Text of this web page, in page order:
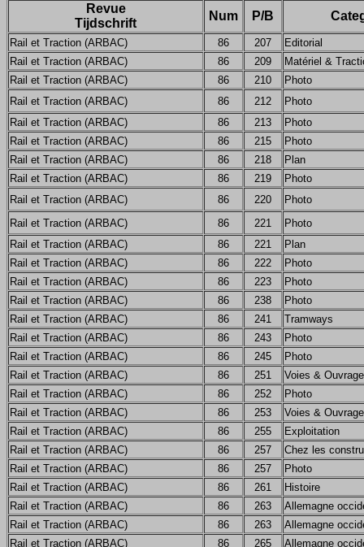
Revue
Tijdschrift
Num P/B
Rail et Traction (ARBAC) 86 207
Editorial
Rail et Traction (ARBAC)
86 209
Matériel &
Rail et Traction (ARBAC)
86 210
Photo
Rail et Traction (ARBAC)
86 212
Photo
Rail et Traction (ARBAC)
86 213
Photo
Rail et Traction (ARBAC)
86 215
Photo
Rail et Traction (ARBAC)
86 218
Plan
Rail et Traction (ARBAC)
86 219
Photo
Rail et Traction (ARBAC)
86 220
Photo
Rail et Traction (ARBAC)
86 221
Photo
Rail et Traction (ARBAC)
86 221
Plan
Rail et Traction (ARBAC)
86 222
Photo
Rail et Traction (ARBAC)
86 223
Photo
Rail et Traction (ARBAC)
86 238
Photo
Rail et Traction (ARBAC)
86 241
Tramways
Rail et Traction (ARBAC)
86 243
Photo
Rail et Traction (ARBAC)
86 245
Photo
Rail et Traction (ARBAC)
86 251
Voies &
Rail et Traction (ARBAC)
86 252
Photo
Rail et Traction (ARBAC)
86 253
Voies &
Rail et Traction (ARBAC)
86 255
Exploitation
Rail et Traction (ARBAC)
86 257
Chez les
Rail et Traction (ARBAC)
86 257
Photo
Rail et Traction (ARBAC)
86 261
Histoire
Rail et Traction (ARBAC)
86 263
Allemagne
Rail et Traction (ARBAC)
86 263
Allemagne
Rail et Traction (ARBAC)
86 265
Allemagne